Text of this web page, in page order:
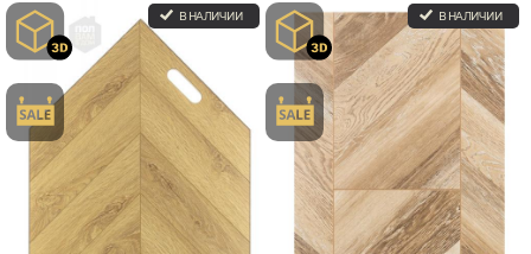
В НАЛИЧИИ В НАЛИЧИИ